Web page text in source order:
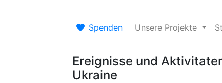
Spenden Unsere Projekte
Ereignisse und
Ukraine